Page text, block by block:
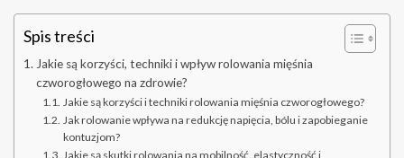
Spis treści
Jakie są korzyści, techniki i wpływ rolowania mięśnia
czworogłowego na zdrowie?
Jakie są korzyści i techniki rolowania mięśnia czworogłowego?
Jak rolowanie wpływa na redukcję napięcia, bólu i zapobieganie
kontuzjom?
Jakie są skutki rolowania na mobilność, elastyczność i